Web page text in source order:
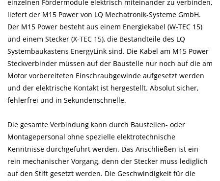
einzelnen Fördermodule elektrisch miteinander zu verbinden,
liefert der M15 Power von LQ Mechatronik-Systeme GmbH.
Der M15 Power besteht aus einem Energiekabel (W-TEC 15)
und einem Stecker (X-TEC 15), die Bestandteile des LQ
Systembaukastens EnergyLink sind. Die Kabel am M15 Power
Steckverbinder müssen auf der Baustelle nur noch auf die am
Motor vorbereiteten Einschraubgewinde aufgesetzt werden
und der elektrische Kontakt ist hergestellt. Absolut sicher,
fehlerfrei und in Sekundenschnelle.
Die gesamte Verbindung kann durch Baustellen- oder
Montagepersonal ohne spezielle elektrotechnische
Kenntnisse durchgeführt werden. Das Anschließen ist ein
rein mechanischer Vorgang, denn der Stecker muss lediglich
auf den Stift gesetzt werden. Die Geschwindigkeit für die